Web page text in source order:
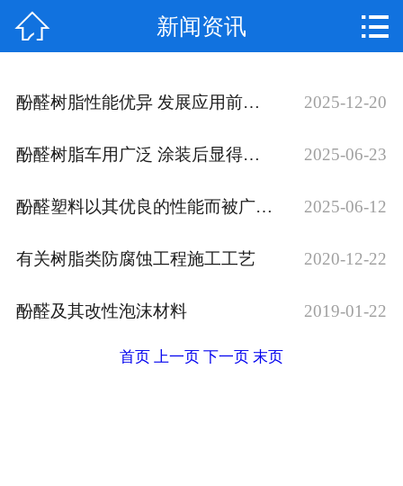
新闻资讯
产品展示
成功案例
 新闻资讯 
酚醛树脂性能优异 发展应用前景光明 2025-12-20
酚醛树脂车用广泛 涂装后显得很美观 2025-06-23
酚醛塑料以其优良的性能而被广泛应用 2025-06-12
有关树脂类防腐蚀工程施工工艺 2020-12-22
酚醛及其改性泡沫材料 2019-01-22
首页 上一页 下一页 末页